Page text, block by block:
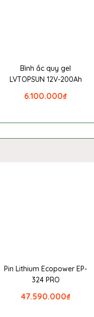
Bình ắc quy gel
LVTOPSUN 12V-200Ah
₫
6.100.000
Pin Lithium Ecopower EP-
324 PRO
₫
47.590.000